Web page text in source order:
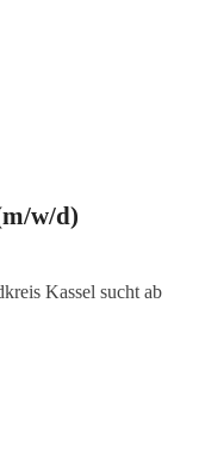
w/d)
Kassel sucht ab